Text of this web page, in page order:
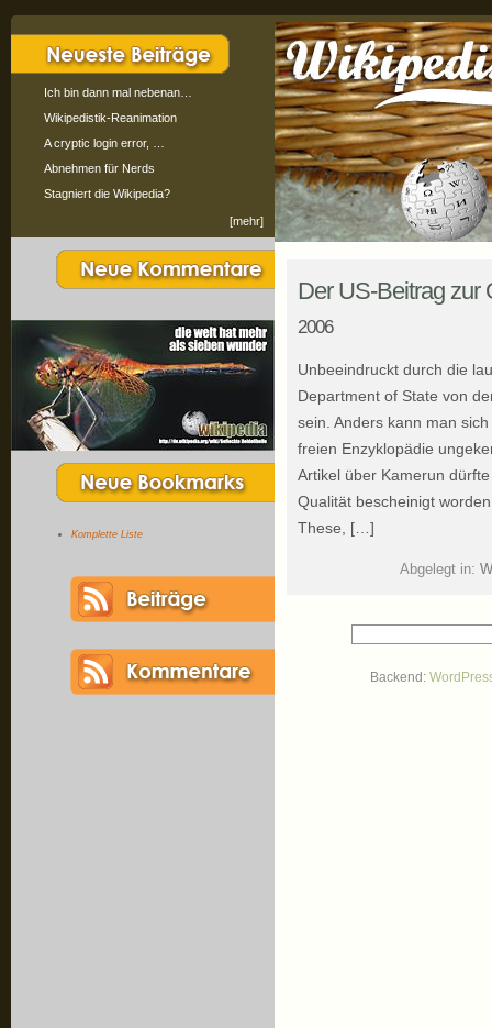
Ich bin dann mal nebenan…
Wikipedistik-Reanimation
A cryptic login error, …
Abnehmen für Nerds
Stagniert die Wikipedia?
[mehr]
Komplette Liste
Der US-Beitrag
2006
Unbeeindruckt durch die
Department of State von
sein. Anders kann man
freien Enzyklopädie
Artikel über Kamerun
Qualität bescheinigt
These, […]
Abgelegt in:
Backend: